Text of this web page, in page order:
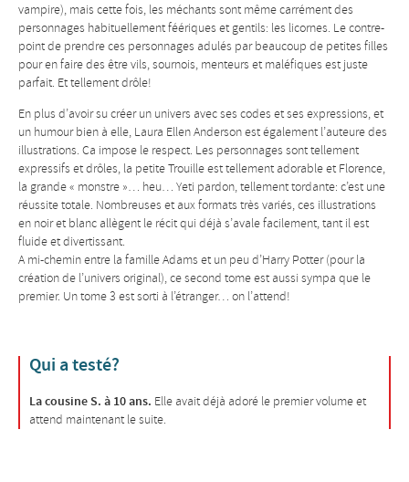
vampire), mais cette fois, les méchants sont même carrément des
personnages habituellement féériques et gentils: les licornes. Le contre-
point de prendre ces personnages adulés par beaucoup de petites filles
pour en faire des être vils, sournois, menteurs et maléfiques est juste
parfait. Et tellement drôle!
En plus d’avoir su créer un univers avec ses codes et ses expressions, et
un humour bien à elle, Laura Ellen Anderson est également l’auteure des
illustrations. Ca impose le respect. Les personnages sont tellement
expressifs et drôles, la petite Trouille est tellement adorable et Florence,
la grande « monstre »… heu… Yeti pardon, tellement tordante: c’est une
réussite totale. Nombreuses et aux formats très variés, ces illustrations
en noir et blanc allègent le récit qui déjà s’avale facilement, tant il est
fluide et divertissant.
A mi-chemin entre la famille Adams et un peu d’Harry Potter (pour la
création de l’univers original), ce second tome est aussi sympa que le
premier. Un tome 3 est sorti à l’étranger… on l’attend!
Qui a testé?
La cousine S. à 10 ans. Elle avait déjà adoré le premier volume et
attend maintenant le suite.